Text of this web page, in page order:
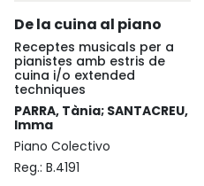
De la cuina al piano
Receptes musicals per a
pianistes amb estris de
cuina i/o extended
techniques
PARRA, Tània; SANTACREU,
Imma
Piano Colectivo
Reg.: B.4191